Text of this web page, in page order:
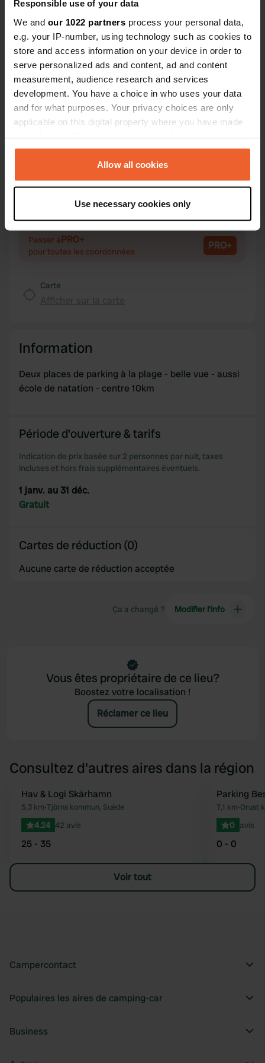
Responsible use of your data
We and our 1022 partners process your personal data,
e.g. your IP-number, using technology such as cookies to
store and access information on your device in order to
serve personalized ads and content, ad and content
measurement, audience research and services
development. You have a choice in who uses your data
and for what purposes. Your privacy choices are only
applicable on this digital property where you have made
any time from the Cookie Declaration or by clicking on
the Privacy trigger icon.
Collect information about your geographical location
which can be accurate to within several meters
Identify your device by actively scanning it for
specific characteristics (fingerprinting)
and set your preferences in the
our social media, advertising and analytics partners who
may combine it with other information that you’ve
provided to them or that they’ve collected from your use
Allow all cookies
Use necessary cookies only
Contact
Emplacement
Linneviksvägen
471 90, Skärhamn, Suède
Copie
Copie
Code du site
79982 Copie
Passer àPRO+
pour toutes les coordonnées PRO+
Carte
Information
Deux places de parking à la plage - belle vue - aussi
école de natation - centre 10km
Période d'ouverture & tarifs
Indication de prix basée sur 2 personnes par nuit, taxes
incluses et hors frais supplémentaires éventuels.
1 janv. au 31 déc.
Gratuit
Cartes de réduction (0)
Aucune carte de réduction acceptée
Ça a changé ? Modifier l’info
Vous êtes propriétaire de ce lieu?
Boostez votre localisation !
Réclamer ce lieu
Consultez d'autres aires dans la région
Préféré
Hav & Logi Skärhamn
5,3 km•Tjörns kommun, Suède
4.24 42 avis
25 - 35
Parking
7,1 km•Orust
0 avis
0 - 0
Voir tout
Campercontact
Populaires les aires de camping-car
Business